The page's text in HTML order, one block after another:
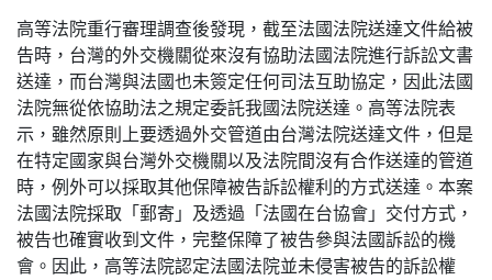
高等法院重行審理調查後發現，截至法國法院送達文件給被
告時，台灣的外交機關從來沒有協助法國法院進行訴訟文書
送達，而台灣與法國也未簽定任何司法互助協定，因此法國
法院無從依協助法之規定委託我國法院送達。高等法院表
示，雖然原則上要透過外交管道由台灣法院送達文件，但是
在特定國家與台灣外交機關以及法院間沒有合作送達的管道
時，例外可以採取其他保障被告訴訟權利的方式送達。本案
法國法院採取「郵寄」及透過「法國在台協會」交付方式，
被告也確實收到文件，完整保障了被告參與法國訴訟的機
會。因此，高等法院認定法國法院並未侵害被告的訴訟權